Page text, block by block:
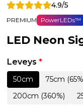
4.9/5
PREMIUM PowerLEDs™
LED Neon
Leveys *
50cm 75cm
200cm (360%)